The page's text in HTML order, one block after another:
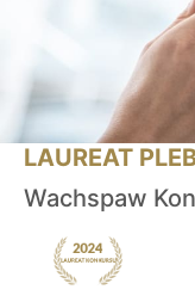
LAUREAT
Wachspaw